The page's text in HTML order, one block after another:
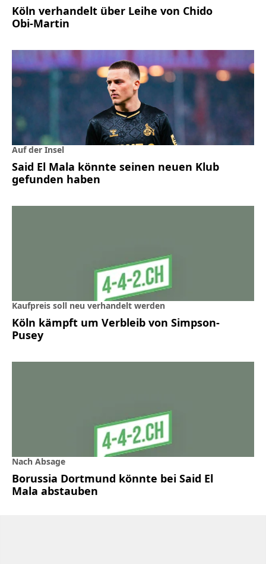
Köln verhandelt über Leihe von Chido
Obi-Martin
Auf der Insel
Said El Mala könnte seinen neuen Klub
gefunden haben
Kaufpreis soll neu verhandelt werden
Köln kämpft um Verbleib von Simpson-
Pusey
Nach Absage
Borussia Dortmund könnte bei Said El
Mala abstauben